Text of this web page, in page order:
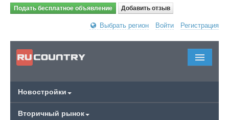
Подать бесплатное объявление Добавить отзыв
Выбрать регион Войти Регистрация
Новостройки
Вторичный рынок